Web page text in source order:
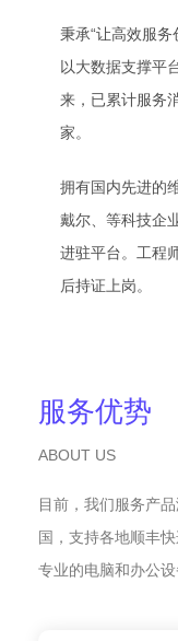
秉承“让高效服
以大数据支撑平
来，已累计服务
家。
拥有国内先进的
戴尔、等科技企
进驻平台。工程
后持证上岗。
服务优势
ABOUT US
目前，我们服务产
国，支持各地顺丰
专业的电脑和办公设